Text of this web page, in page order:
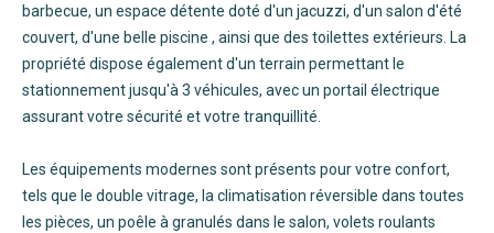
barbecue, un espace détente doté d'un jacuzzi, d'un salon d'été
couvert, d'une belle piscine , ainsi que des toilettes extérieurs. La
propriété dispose également d'un terrain permettant le
stationnement jusqu'à 3 véhicules, avec un portail électrique
assurant votre sécurité et votre tranquillité.
Les équipements modernes sont présents pour votre confort,
tels que le double vitrage, la climatisation réversible dans toutes
les pièces, un poêle à granulés dans le salon, volets roulants